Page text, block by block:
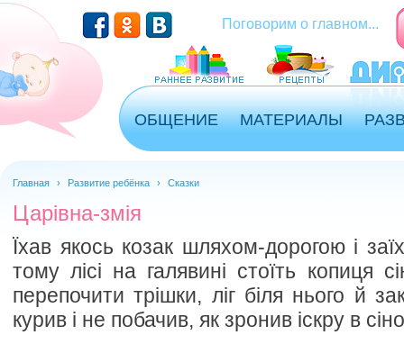
Перейти к основному содержанию
Поговорим о главном...
ОБЩЕНИЕ МАТЕРИАЛЫ
Главная › Развитие ребёнка › Сказки
Царівна-змія
Їхав якось козак шляхом-дорогою і
тому лісі на галявині стоїть копиця
перепочити трішки, ліг біля нього й
курив і не побачив, як зронив іскру в